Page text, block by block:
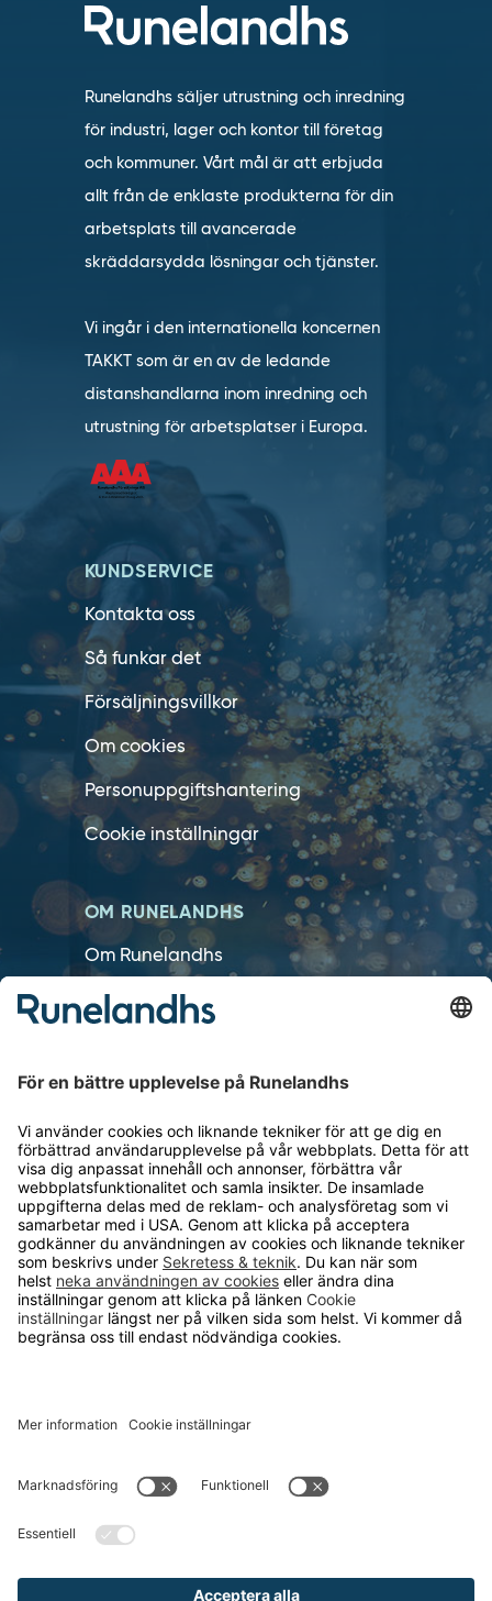
Runelandhs säljer utrustning och inredning
för industri, lager och kontor till företag
och kommuner. Vårt mål är att erbjuda
allt från de enklaste produkterna för din
arbetsplats till avancerade
skräddarsydda lösningar och tjänster.
Vi ingår i den internationella koncernen
TAKKT som är en av de ledande
distanshandlarna inom inredning och
utrustning för arbetsplatser i Europa.
KUNDSERVICE
Kontakta oss
Så funkar det
Försäljningsvillkor
Om cookies
Personuppgiftshantering
Cookie inställningar
OM RUNELANDHS
Om Runelandhs
Köpvillkor
Lediga jobb
Kvalitets- och miljöpolicy
Läsvärt
TELEFON
0480-15940
E-POST